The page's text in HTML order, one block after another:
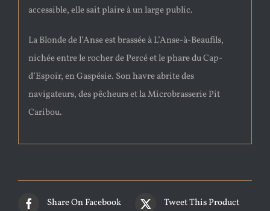
accessible, elle sait plaire à un large public.
La Blonde de l’Anse est brassée à L’Anse-à-Beaufils,
nichée entre le rocher de Percé et le phare du Cap-
d’Espoir, en Gaspésie. Son havre abrite des
navigateurs, des pêcheurs et la Microbrasserie Pit
Caribou.
Share On Facebook Tweet This Product